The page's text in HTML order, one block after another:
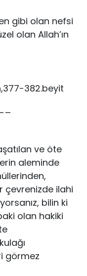
gibi olan nefsi
olan Allah’ın
382.beyit
ve öte
aleminde
çevrenizde ilahi
bilin ki
olan hakiki
görmez